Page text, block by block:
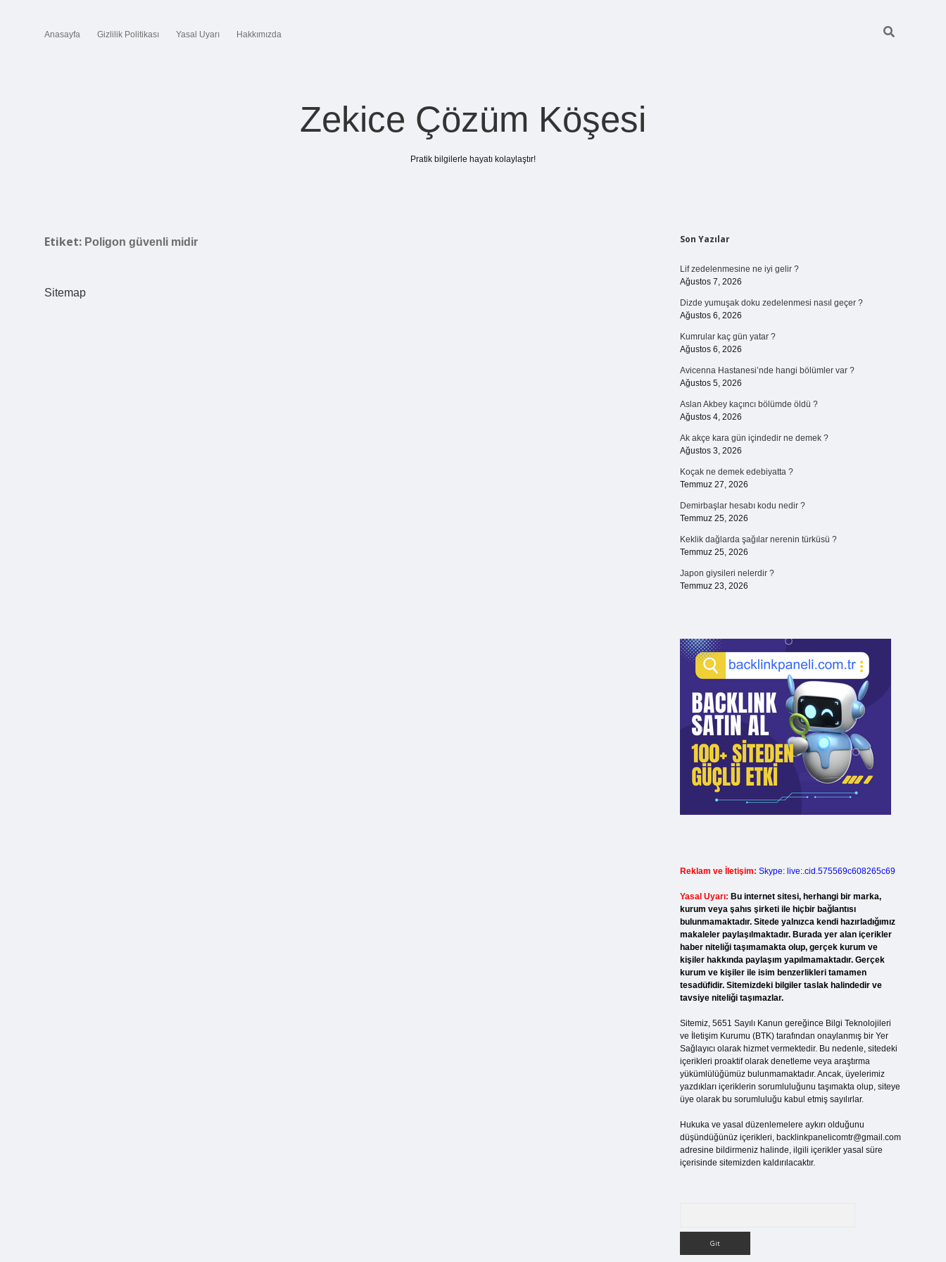
Anasayfa Gizlilik Politikası Yasal Uyarı Hakkımızda
Zekice Çözüm Köşesi
Pratik bilgilerle hayatı kolaylaştır!
Etiket: Poligon güvenli midir
Sitemap
Sidebar
Son Yazılar
Lif zedelenmesine ne iyi gelir ?
Ağustos 7, 2026
Dizde yumuşak doku zedelenmesi nasıl geçer ?
Ağustos 6, 2026
Kumrular kaç gün yatar ?
Ağustos 6, 2026
Avicenna Hastanesi’nde hangi bölümler var ?
Ağustos 5, 2026
Aslan Akbey kaçıncı bölümde öldü ?
Ağustos 4, 2026
Ak akçe kara gün içindedir ne demek ?
Ağustos 3, 2026
Koçak ne demek edebiyatta ?
Temmuz 27, 2026
Demirbaşlar hesabı kodu nedir ?
Temmuz 25, 2026
Keklik dağlarda şağılar nerenin türküsü ?
Temmuz 25, 2026
Japon giysileri nelerdir ?
Temmuz 23, 2026
Reklam ve İletişim: Skype: live:.cid.575569c608265c69
Yasal Uyarı: Bu internet sitesi, herhangi bir marka,
kurum veya şahıs şirketi ile hiçbir bağlantısı
bulunmamaktadır. Sitede yalnızca kendi hazırladığımız
makaleler paylaşılmaktadır. Burada yer alan içerikler
haber niteliği taşımamakta olup, gerçek kurum ve
kişiler hakkında paylaşım yapılmamaktadır. Gerçek
kurum ve kişiler ile isim benzerlikleri tamamen
tesadüfidir. Sitemizdeki bilgiler taslak halindedir ve
tavsiye niteliği taşımazlar.
Sitemiz, 5651 Sayılı Kanun gereğince Bilgi Teknolojileri
ve İletişim Kurumu (BTK) tarafından onaylanmış bir Yer
Sağlayıcı olarak hizmet vermektedir. Bu nedenle, sitedeki
içerikleri proaktif olarak denetleme veya araştırma
yükümlülüğümüz bulunmamaktadır. Ancak, üyelerimiz
yazdıkları içeriklerin sorumluluğunu taşımakta olup, siteye
üye olarak bu sorumluluğu kabul etmiş sayılırlar.
Hukuka ve yasal düzenlemelere aykırı olduğunu
düşündüğünüz içerikleri, backlinkpanelicomtr@gmail.com
adresine bildirmeniz halinde, ilgili içerikler yasal süre
içerisinde sitemizden kaldırılacaktır.